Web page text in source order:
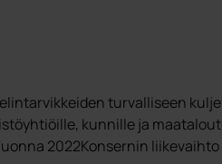
turvalliseen
kunnille ja
2022Konsernin liikevaihto